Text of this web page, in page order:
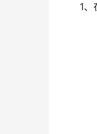
1、